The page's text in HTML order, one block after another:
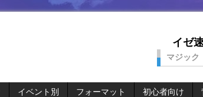
イゼ
マジック
イベント別 フォーマット 初心者向け